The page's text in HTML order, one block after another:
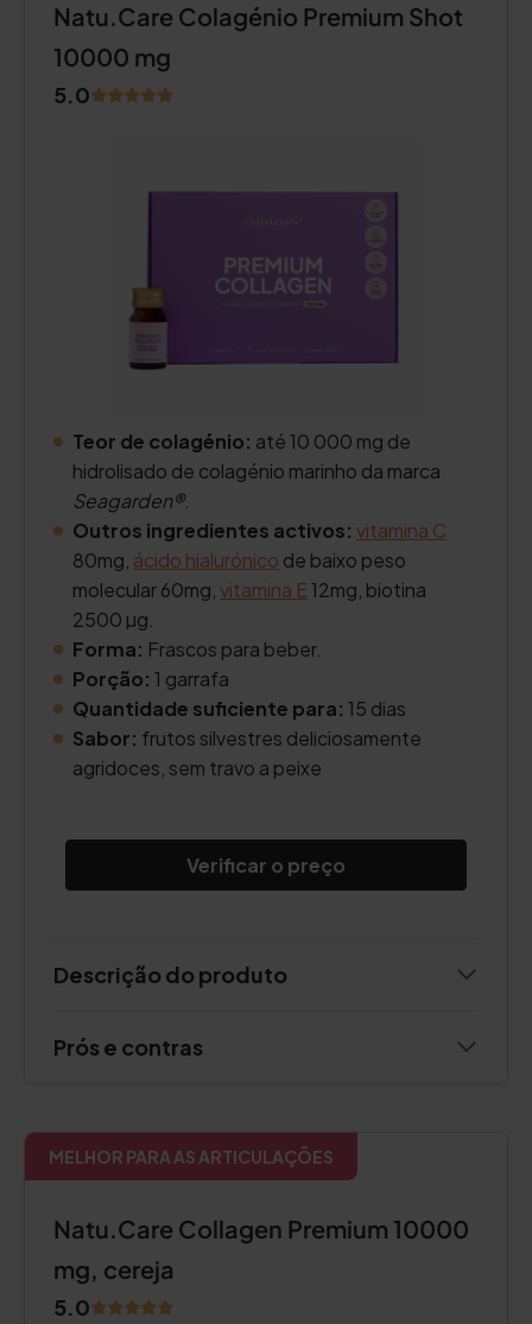
Natu.Care Colagénio Premium Shot
10000 mg
5.0
Teor de colagénio: até 10 000 mg de
hidrolisado de colagénio marinho da marca
Seagarden®.
Outros ingredientes activos: vitamina C
80mg, ácido hialurónico de baixo peso
molecular 60mg, vitamina E12mg, biotina
2500 µg.
Forma: Frascos para beber.
Porção: 1 garrafa
Quantidade suficiente para: 15 dias
Sabor: frutos silvestres deliciosamente
agridoces, sem travo a peixe
Verificar o preço
Descrição do produto
Prós e contras
MELHOR PARA AS ARTICULAÇÕES
Natu.Care Collagen Premium 10000
mg, cereja
5.0